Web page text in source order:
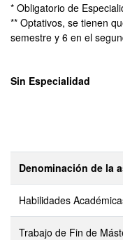
* Obligatorio de
** Optativos, se tienen
semestre y 6 en el
Sin Especialidad
Denominación de la
Habilidades
Trabajo de Fin de